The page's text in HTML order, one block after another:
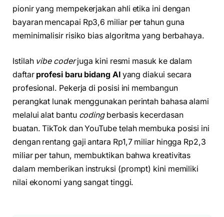
pionir yang mempekerjakan ahli etika ini dengan
bayaran mencapai Rp3,6 miliar per tahun guna
meminimalisir risiko bias algoritma yang berbahaya.
Istilah vibe coderjuga kini resmi masuk ke dalam
daftar profesi baru bidang AIyang diakui secara
profesional. Pekerja di posisi ini membangun
perangkat lunak menggunakan perintah bahasa alami
melalui alat bantu codingberbasis kecerdasan
buatan. TikTok dan YouTube telah membuka posisi ini
dengan rentang gaji antara Rp1,7 miliar hingga Rp2,3
miliar per tahun, membuktikan bahwa kreativitas
dalam memberikan instruksi (prompt) kini memiliki
nilai ekonomi yang sangat tinggi.